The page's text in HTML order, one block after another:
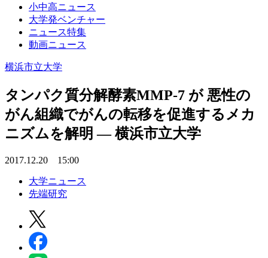
小中高ニュース
大学発ベンチャー
ニュース特集
動画ニュース
横浜市立大学
タンパク質分解酵素MMP-7 が 悪性の
がん組織でがんの転移を促進するメカ
ニズムを解明 — 横浜市立大学
2017.12.20 15:00
大学ニュース
先端研究